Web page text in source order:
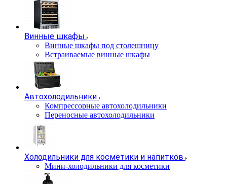
Винные шкафы
Винные шкафы под столешницу
Встраиваемые винные шкафы
Автохолодильники
Компрессорные автохолодильники
Переносные автохолодильники
Холодильники для косметики и напитков
Мини-холодильники для косметики